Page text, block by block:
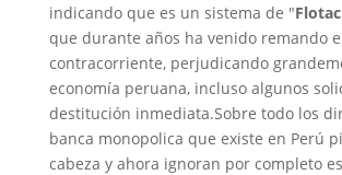
indicando que es un sistema de "
que durante años ha venido remando
contracorriente, perjudicando
economía peruana, incluso algunos
destitución inmediata.Sobre todo los
banca monopolica que existe en Perú
cabeza y ahora ignoran por completo